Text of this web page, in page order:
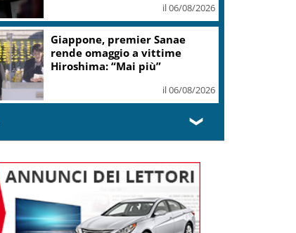
il 06/08/2026
Giappone, premier Sanae
rende omaggio a vittime
Hiroshima: “Mai più”
il 06/08/2026
❯